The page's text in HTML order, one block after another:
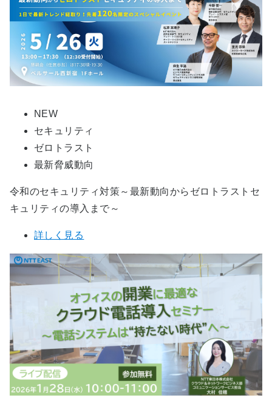
NEW
セキュリティ
ゼロトラスト
最新脅威動向
令和のセキュリティ対策～最新動向からゼロトラストセ
キュリティの導入まで～
詳しく見る